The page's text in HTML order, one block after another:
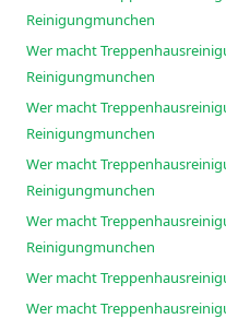
Reinigungmunchen
Wer macht
Reinigungmunchen
Wer macht
Reinigungmunchen
Wer macht
Reinigungmunchen
Wer macht
Reinigungmunchen
Wer macht
Wer macht